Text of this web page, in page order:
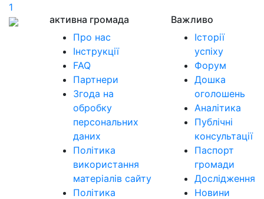
1
активна громада
Про нас
Інструкції
FAQ
Партнери
Згода на
обробку
персональних
даних
Політика
використання
матеріалів сайту
Політика
Важливо
Історії
успіху
Форум
Дошка
оголошень
Аналітика
Публічні
консультації
Паспорт
громади
Дослідження
Новини